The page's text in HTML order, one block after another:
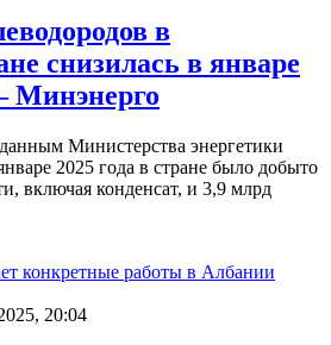
в
снизилась в январе
Минэнерго
Министерства энергетики
2025 года в стране было добыто
включая конденсат, и 3,9 млрд
20:04